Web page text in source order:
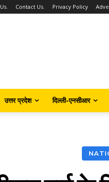
Contact Us. Privacy Policy
उत्तर प्रदेश दिल्ली-एनसीआर